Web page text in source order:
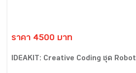
ราคา 4500 บาท
IDEAKIT: Creative Coding ชุด Robot